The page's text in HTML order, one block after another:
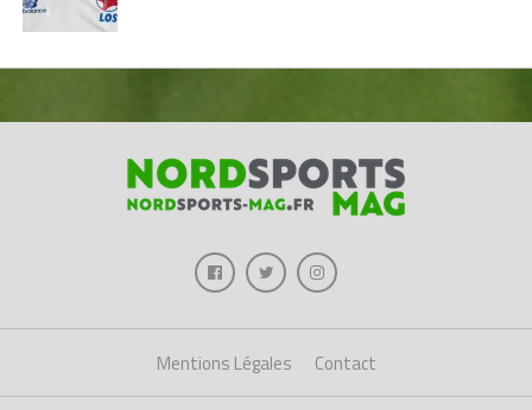
Mentions Légales Contact